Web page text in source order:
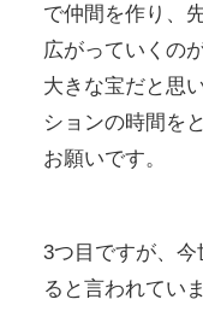
で仲間を作り、
広がっていくの
大きな宝だと思
ションの時間を
お願いです。
3つ目ですが、
ると言われてい